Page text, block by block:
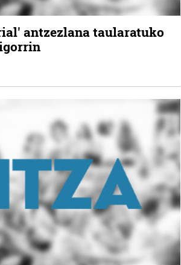
antzezlana taularatuko